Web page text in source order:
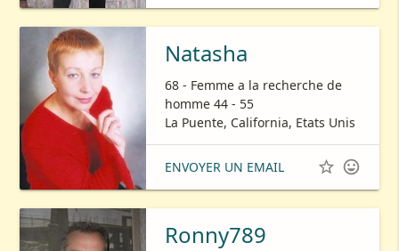
Natasha
68 - Femme a la recherche de
homme 44 - 55
La Puente, California, Etats Unis
ENVOYER UN EMAIL  
Ronny789